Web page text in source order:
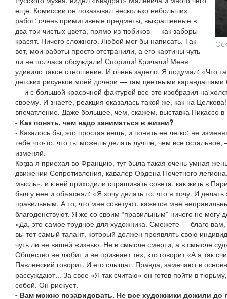
еще. Комиссии он показывал несколько небольших
работ: очень примитивные предметы, выкрашенные в
два-три чистых цвета, прямо из тюбиков — как заборы
красят. Ничего сложного. Любой мог бы написать. Так
вот, мои работы просто отстранили, а его картины чуть
ли не полчаса обсуждали! Спорили! Кричали! Меня
удивило такое отношение. И очень задело. Я подумал: «Что
детских рисунков моей дочери — там цветными
— и с большой красочной фактурой все это изобразил на
своему. И знаете, реакция оказалась такой же, как на
впечатление. Даже большее, чем, скажем, выставка Пикассо
- Как понять, чем надо заниматься в жизни?
- Казалось бы, это простая вещь, и понять ее легко: не
тебе что-то, что ты можешь делать лучше, чем все
изменяй.
Когда я приехал во Францию, тут была такая очень умная
движении Сопротивления, кавалер Ордена Почетного
мысль», и к ней приходили спрашивать совета, как жить в
был у нее и объяснял: «Я хочу делать то, что я хочу. И делать
правильным. А то, что мне советуют, кажется мне
благоденствуют. Я же со своим “правильным” ничего не могу
«Да, это самое трудное для художника. Сможете — благо вам,
вы тот самый талант, который должен проявлять свою
чуть ли не вашей жизнью. Не в смысле смерти, а в смысле
Общество не любит и не признает тех, кто говорит «А я так
Павленский говорит. И его слышат. Правда, замечают в
рассуждают... За свое «Я так считаю» он готов пойти в
собой. Он рискует.
- Вам можно позавидовать. Не все художники дожили до